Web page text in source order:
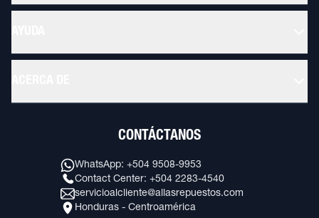
CONTÁCTANOS
WhatsApp: +504 9508-9953
Contact Center: +504 2283-4540
servicioalcliente@allasrepuestos.com
Honduras - Centroamérica